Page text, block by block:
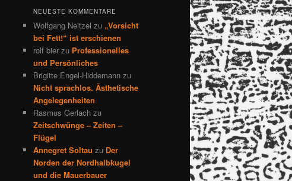
NEUESTE KOMMENTARE
Wolfgang Neitzel zu „Vorsicht
bei Fett!“ ist erschienen
rolf bier zu Professionelles
und Persönliches
Brigitte Engel-Hiddemann zu
Nicht sprachlos. Ästhetische
Angelegenheiten
Rasmus Gerlach zu
Zeitschwünge – Zeiten –
Flügel
Annegret Soltau zu Der
Norden der Nordhalbkugel
und die Mauerbauer